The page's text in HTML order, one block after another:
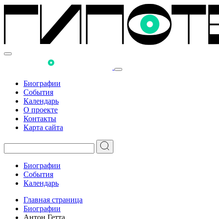
Биографии
События
Календарь
О проекте
Контакты
Карта сайта
Биографии
События
Календарь
Главная страница
Биографии
Антон Гетта